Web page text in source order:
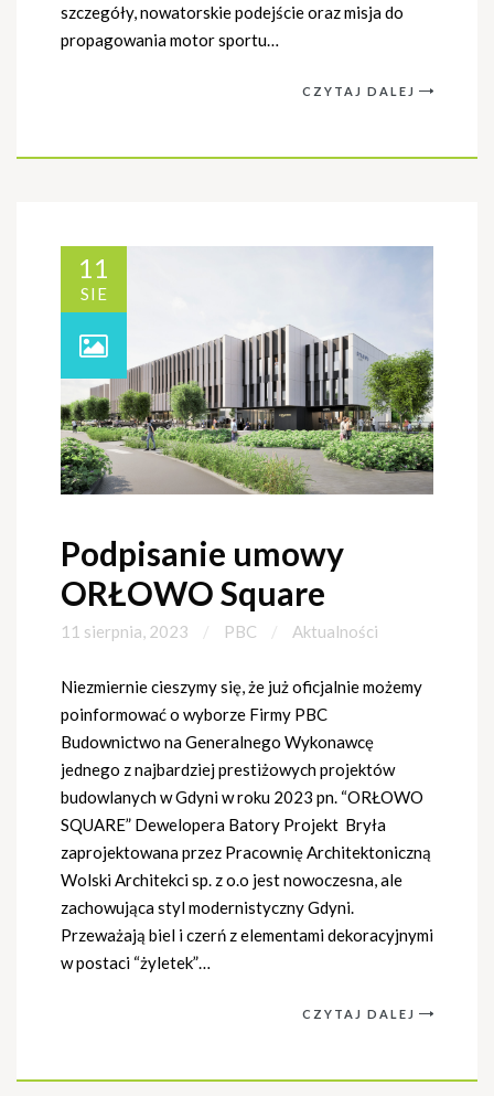
szczegóły, nowatorskie podejście oraz misja do
propagowania motor sportu…
CZYTAJ DALEJ
11
SIE
Podpisanie umowy
ORŁOWO Square
11 sierpnia, 2023 PBC Aktualności
Niezmiernie cieszymy się, że już oficjalnie możemy
poinformować o wyborze Firmy PBC
Budownictwo na Generalnego Wykonawcę
jednego z najbardziej prestiżowych projektów
budowlanych w Gdyni w roku 2023 pn. “ORŁOWO
SQUARE” Dewelopera Batory Projekt Bryła
zaprojektowana przez Pracownię Architektoniczną
Wolski Architekci sp. z o.o jest nowoczesna, ale
zachowująca styl modernistyczny Gdyni.
Przeważają biel i czerń z elementami dekoracyjnymi
w postaci “żyletek”…
CZYTAJ DALEJ